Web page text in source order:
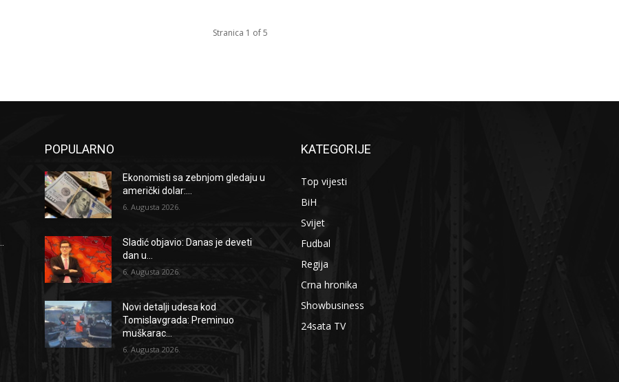
Stranica 1 of 5
POPULARNO
Ekonomisti sa zebnjom gledaju u
američki dolar:...
6. Augusta 2026.
Sladić objavio: Danas je deveti
dan u...
6. Augusta 2026.
Novi detalji udesa kod
Tomislavgrada: Preminuo
muškarac...
6. Augusta 2026.
KATEGORIJE
Top vijesti
BiH
Svijet
Fudbal
Regija
Crna hronika
Showbusiness
24sata TV